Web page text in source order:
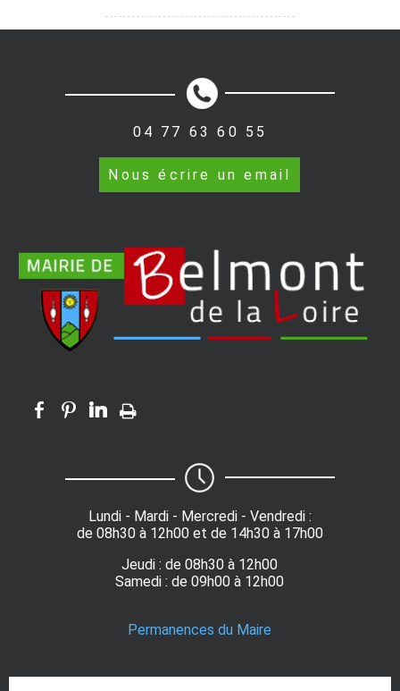
04 77 63 60 55
Nous écrire un email
Lundi - Mardi - Mercredi - Vendredi :
de 08h30 à 12h00 et de 14h30 à 17h00
Jeudi : de 08h30 à 12h00
Samedi : de 09h00 à 12h00
Permanences du Maire